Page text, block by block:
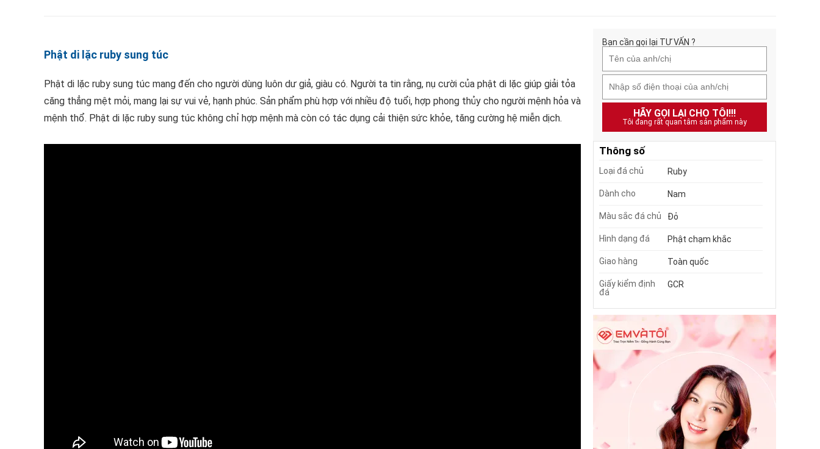
Phật di lặc ruby sung túc
Phật di lặc ruby sung túc mang đến cho người dùng luôn dư giả, giàu có. Người ta tin rằng, nụ cười của phật di lặc giúp giải tỏa
căng thẳng mệt mỏi, mang lại sự vui vẻ, hạnh phúc. Sản phẩm phù hợp với nhiều độ tuổi, hợp phong thủy cho người mệnh hỏa và
mệnh thổ. Phật di lặc ruby sung túc không chỉ hợp mệnh mà còn có tác dụng cải thiện sức khỏe, tăng cường hệ miễn dịch.
Bạn cần gọi lại TƯ VẤN ?
HÃY GỌI LẠI CHO TÔI!!!
Tôi đang rất quan tâm sản phẩm này
Thông số
Loại đá chủ Ruby
Dành cho Nam
Màu sắc đá chủ Đỏ
Hình dạng đá Phật chạm khắc
Giao hàng Toàn quốc
Giấy kiểm định
đá
GCR